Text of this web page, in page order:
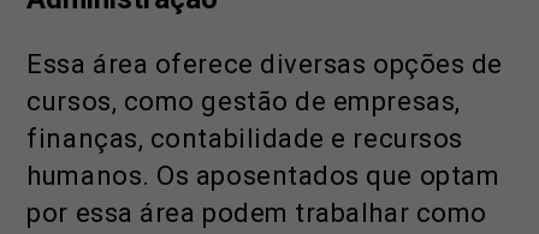
Essa área oferece diversas opções de
cursos, como gestão de empresas,
finanças, contabilidade e recursos
humanos. Os aposentados que optam
por essa área podem trabalhar como